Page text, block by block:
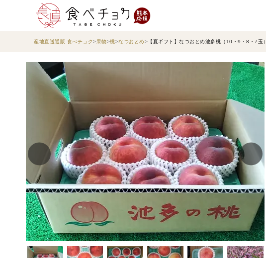
産地直送通販 食べチョク 果物 桃 なつおとめ 【夏ギフト】なつおとめ池多桃（10・9・8・7玉）